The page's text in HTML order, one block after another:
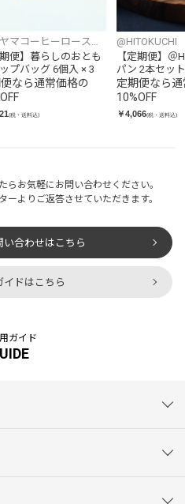
マコーヒーロースタ
期便】暮らしのおとも
プバッグ 6個入 × 3
なら通常価格の
(税・送料込)
@HITOKUCHI
【定期便】＠
パン 2本セット
定期便なら
10%OFF
￥4,066(税・送料込)
らお気軽にお問い合わせください。
ーよりご返答させていただきます。
い合わせはこちら
イドはこちら
ガイド